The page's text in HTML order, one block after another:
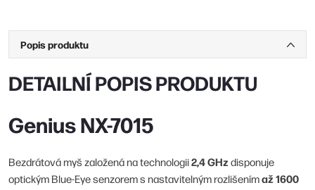
Popis produktu
DETAILNÍ POPIS PRODUKTU
Genius NX-7015
Bezdrátová myš založená na technologii2,4 GHz disponuje
optickým Blue-Eye senzorem s nastavitelným rozlišenímaž 1600